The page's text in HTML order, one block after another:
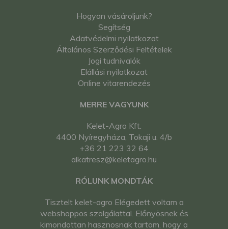
Hogyan vásároljunk?
Segítség
Adatvédelmi nyilatkozat
Általános Szerződési Feltételek
Jogi tudnivalók
Elállási nyilatkozat
Online vitarendezés
MERRE VAGYUNK
Kelet-Agro Kft.
4400 Nyíregyháza, Tokaji u. 4/b
+36 21 223 32 64
alkatresz@keletagro.hu
RÓLUNK MONDTÁK
Tisztelt kelet-agro Elégedett voltam a
webshoppos szolgálattal. Előnyösnek és
kimondottan hasznosnak tartom, hogy a